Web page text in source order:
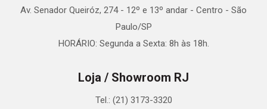
Av. Senador Queiróz, 274 - 12º e 13º andar - Centro - São
Paulo/SP
HORÁRIO: Segunda a Sexta: 8h às 18h.
Loja / Showroom RJ
Tel.: (21) 3173-3320